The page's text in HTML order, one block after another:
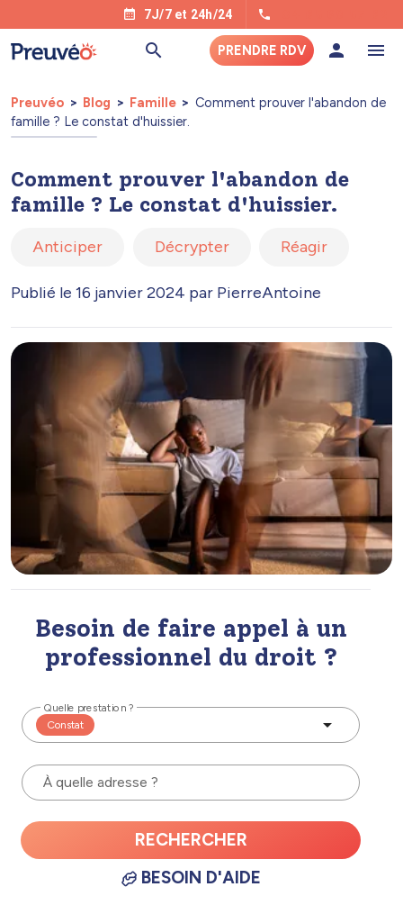
7J/7 et 24h/24
PRENDRE RDV
Preuvéo Blog Famille
Comment prouver l'abandon de
famille ? Le constat d'huissier.
Comment prouver l'abandon de
famille ? Le constat d'huissier.
Anticiper Décrypter Réagir
Publié le 16 janvier 2024 par PierreAntoine
Besoin de faire appel à un
professionnel du droit ?
Quelle prestation ?
Constat
À quelle adresse ?
RECHERCHER
BESOIN D'AIDE